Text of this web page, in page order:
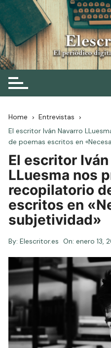
Skip
to
content
Elescritor.es
El periódico digital de los
Home
Entrevistas
El escritor Iván Navarro
de poemas escritos en
El escritor
LLuesma nos
recopilatorio
escritos en
subjetividad»
By: Elescritor.es On:enero 13,